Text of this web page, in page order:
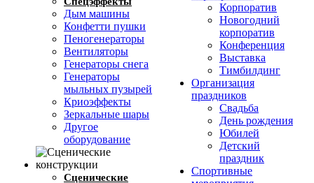
Дым машины
Конфетти пушки
Пеногенераторы
Вентиляторы
Генераторы снега
Генераторы
мыльных пузырей
Криоэффекты
Зеркальные шары
Другое
оборудование
Сценические
Корпоратив
Новогодний
корпоратив
Конференция
Выставка
Тимбилдинг
Организация
праздников
Свадьба
День рождения
Юбилей
Детский
праздник
Спортивные